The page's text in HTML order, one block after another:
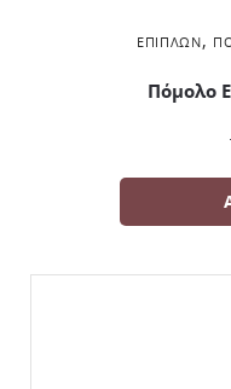
ΕΠΊΠΛΩΝ,
Πόμολο